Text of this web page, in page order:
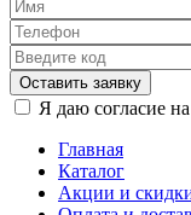
Оставить заявку
Я даю согласие
Главная
Каталог
Акции и